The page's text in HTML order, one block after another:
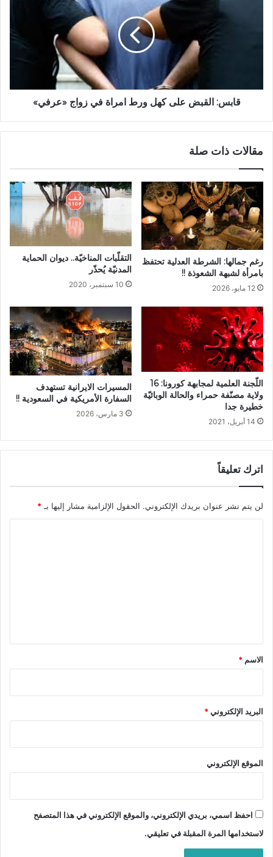
قابس: القبض على كهل ورط امراة في زواج «عرفي»
مقالات ذات صلة
رغم جمالها: الشرطة العدلية تحتفظ
بامرأة لشبهة الشعوذة !!
12 مايو، 2026
التقلّبات المناخيّة.. ديوان الحماية
المدنيّة يُحذّر
10 سبتمبر، 2020
اللّجنة العلمية لمجابهة كورونا: 16
ولاية مصنّفة حمراء والحالة الوبائيّة
خطيرة جدا
14 أبريل، 2021
المسيرات الايرانية تستهدف
السفارة الأمريكية في السعودية !!
3 مارس، 2026
اترك تعليقاً
لن يتم نشر عنوان بريدك الإلكتروني. الحقول الإلزامية مشار إليها بـ*
*
الاسم *
البريد الإلكتروني*
الموقع الإلكتروني
احفظ اسمي، بريدي الإلكتروني، والموقع الإلكتروني في هذا المتصفح
لاستخدامها المرة المقبلة في تعليقي.